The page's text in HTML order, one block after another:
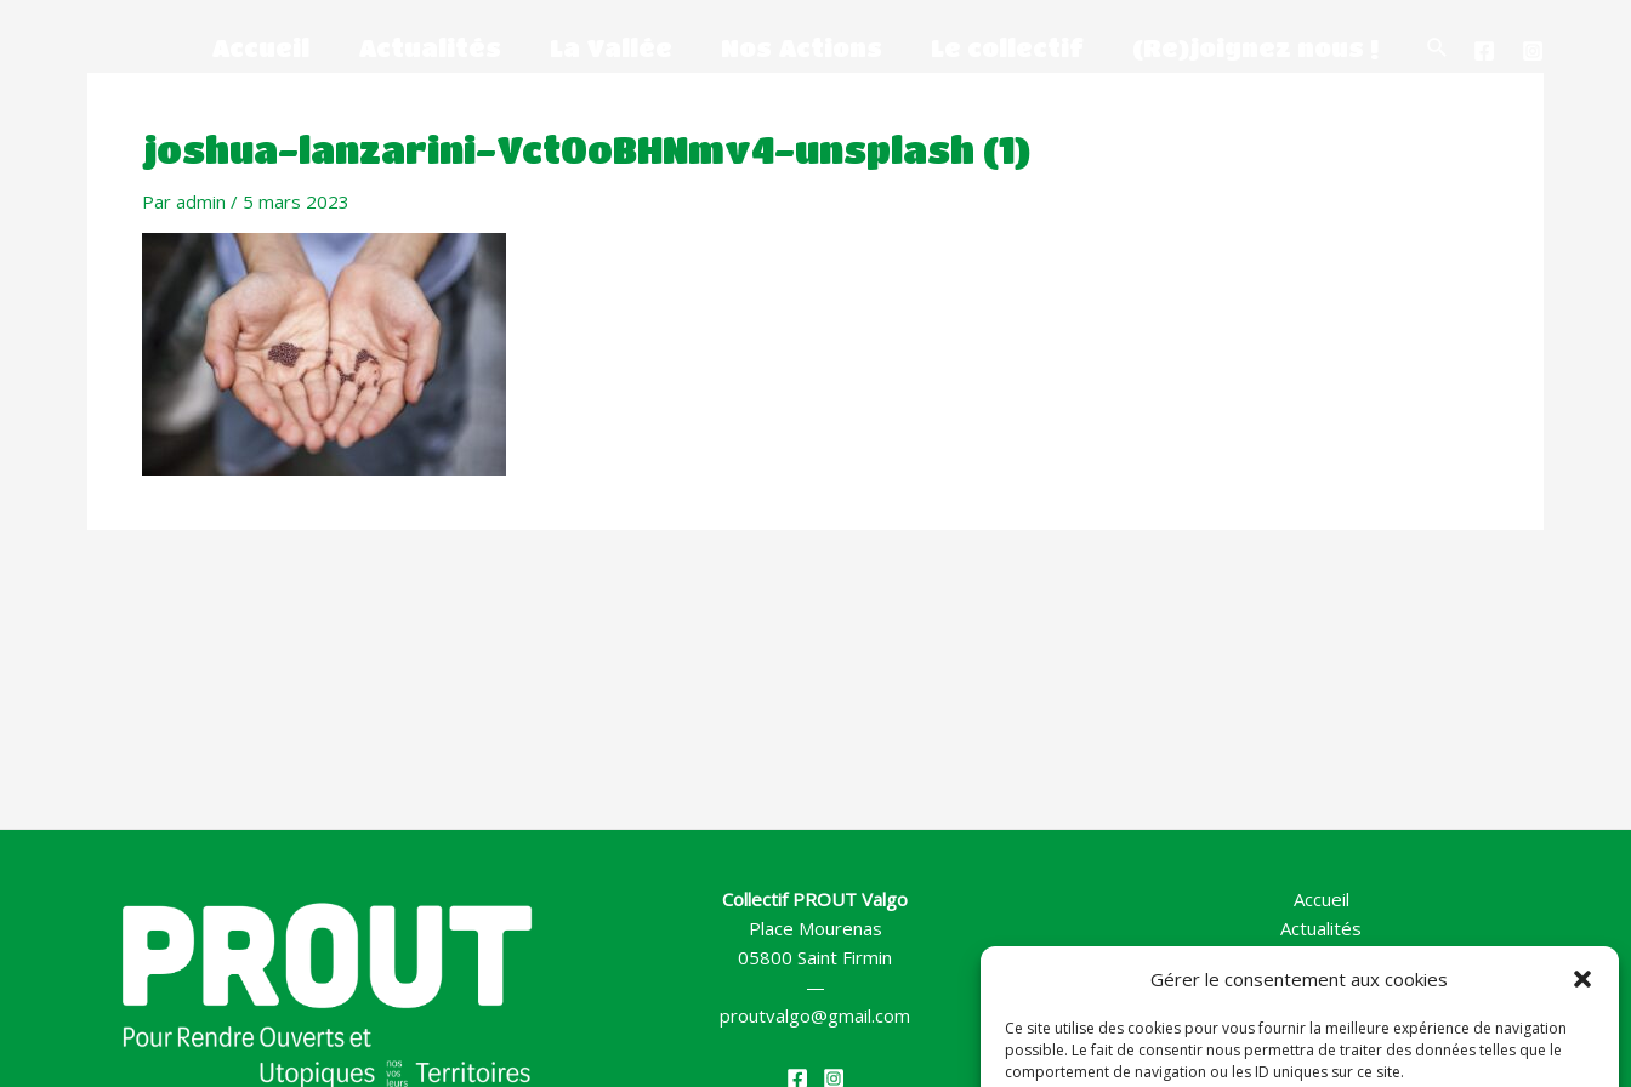
Gérer le consentement aux cookies
Ce site utilise des cookies pour vous fournir la meilleure expérience de navigation
possible. Le fait de consentir nous permettra de traiter des données telles que le
comportement de navigation ou les ID uniques sur ce site.
joshua-lanzarini-Vct0oBHNmv4-unsplash (1)
Par admin / 5 mars 2023
Collectif PROUT Valgo
Place Mourenas
05800 Saint Firmin
—
proutvalgo@gmail.com
Accueil
Actualités
Nos Actions
Contact
Politique de cookies (UE)